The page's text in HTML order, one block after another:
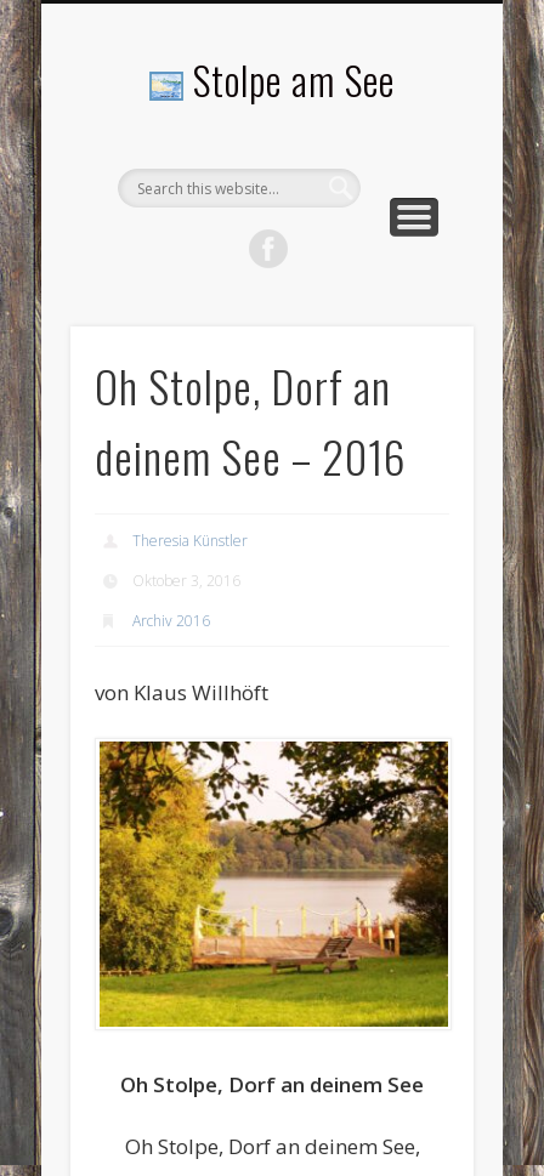
Stolpe am See
Oh Stolpe, Dorf an
deinem See – 2016
Theresia Künstler
Oktober 3, 2016
Archiv 2016
von Klaus Willhöft
Oh Stolpe, Dorf an deinem See
Oh Stolpe, Dorf an deinem See,